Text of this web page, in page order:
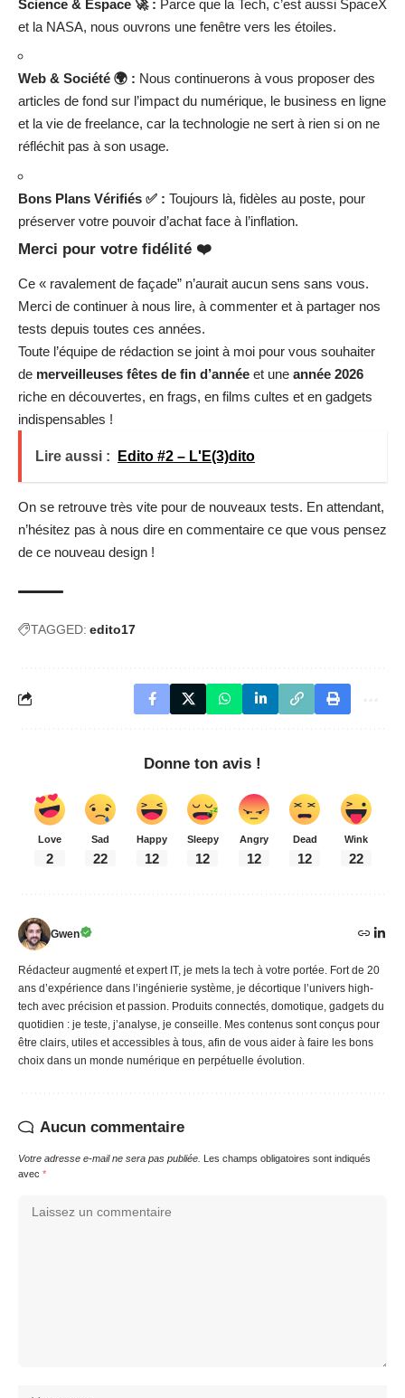
Science & Espace 🚀 : Parce que la Tech, c’est aussi SpaceX
et la NASA, nous ouvrons une fenêtre vers les étoiles.
Web & Société 🌍 : Nous continuerons à vous proposer des
articles de fond sur l’impact du numérique, le business en ligne
et la vie de freelance, car la technologie ne sert à rien si on ne
réfléchit pas à son usage.
Bons Plans Vérifiés ✅ : Toujours là, fidèles au poste, pour
préserver votre pouvoir d’achat face à l’inflation.
Merci pour votre fidélité ❤️
Ce « ravalement de façade” n’aurait aucun sens sans vous.
Merci de continuer à nous lire, à commenter et à partager nos
tests depuis toutes ces années.
Toute l’équipe de rédaction se joint à moi pour vous souhaiter
de merveilleuses fêtes de fin d’année et une année 2026
riche en découvertes, en frags, en films cultes et en gadgets
indispensables !
Lire aussi : Edito #2 – L'E(3)dito
On se retrouve très vite pour de nouveaux tests. En attendant,
n’hésitez pas à nous dire en commentaire ce que vous pensez
de ce nouveau design !
TAGGED: edito17
Donne ton avis !
Love
2
Sad
22
Happy
12
Sleepy
12
Angry
12
Dead
12
Wink
22
Gwen
Rédacteur augmenté et expert IT, je mets la tech à votre portée. Fort de 20
ans d’expérience dans l’ingénierie système, je décortique l’univers high-
tech avec précision et passion. Produits connectés, domotique, gadgets du
quotidien : je teste, j’analyse, je conseille. Mes contenus sont conçus pour
être clairs, utiles et accessibles à tous, afin de vous aider à faire les bons
choix dans un monde numérique en perpétuelle évolution.
Aucun commentaire
Votre adresse e-mail ne sera pas publiée. Les champs obligatoires sont indiqués
avec *